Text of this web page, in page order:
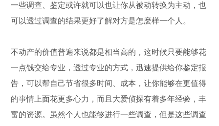
一些调查、鉴定或许就可以也让你从被动转换为主动，也
可以透过调查的结果更好了解对方是怎麽样一个人。
不动产的价值普遍来说都是相当高的，这时候只要能够花
一点钱交给专业，透过专业的方式，迅速提供给你鉴定报
告，可以帮自己节省很多时间、成本，让你能够在更值得
的事情上面花更多心力，而且大爱侦探有着多年经验，丰
富的资源。虽然个人也能够进行一些调查，但是这些调查